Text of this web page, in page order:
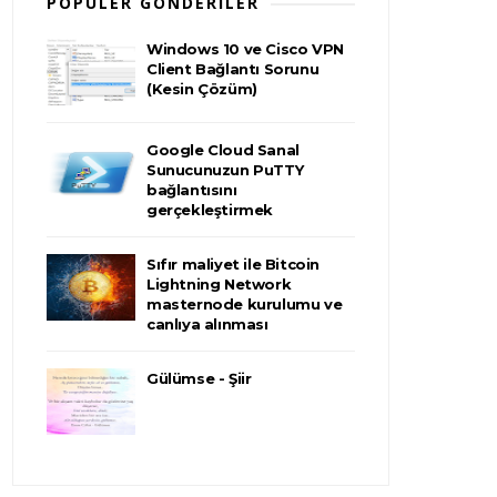
Windows 10 ve Cisco VPN
Client Bağlantı Sorunu
(Kesin Çözüm)
Google Cloud Sanal
Sunucunuzun PuTTY
bağlantısını
gerçekleştirmek
Sıfır maliyet ile Bitcoin
Lightning Network
masternode kurulumu ve
canlıya alınması
Gülümse - Şiir